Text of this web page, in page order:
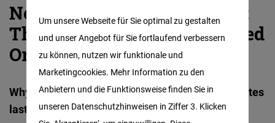
Inhalt
Networks, Talent, and Trust:
The Foundations of Resourced
Organisations
Why investing in people, networks and trust creates
lasting impact
Um unsere Webseite für Sie optimal zu gestalten
und unser Angebot für Sie fortlaufend verbessern
zu können, nutzen wir funktionale und
Marketingcookies. Mehr Information zu den
Anbietern und die Funktionsweise finden Sie in
unseren Datenschutzhinweisen in Ziffer 3. Klicken